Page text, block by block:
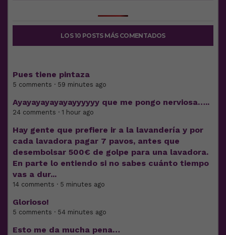
LOS 10 POSTS MÁS COMENTADOS
Pues tiene pintaza
5 comments · 59 minutes ago
Ayayayayayayayyyyyy que me pongo nerviosa…..
24 comments · 1 hour ago
Hay gente que prefiere ir a la lavandería y por
cada lavadora pagar 7 pavos, antes que
desembolsar 500€ de golpe para una lavadora.
En parte lo entiendo si no sabes cuánto tiempo
vas a dur...
14 comments · 5 minutes ago
Glorioso!
5 comments · 54 minutes ago
Esto me da mucha pena…